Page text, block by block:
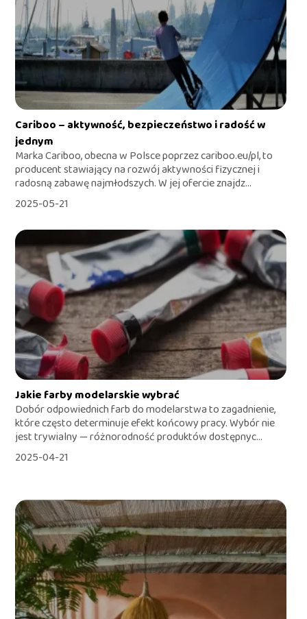
Cariboo – aktywność, bezpieczeństwo i radość w
jednym
Marka Cariboo, obecna w Polsce poprzez cariboo.eu/pl, to
producent stawiający na rozwój aktywności fizycznej i
radosną zabawę najmłodszych. W jej ofercie znajdz...
2025-05-21
Jakie farby modelarskie wybrać
Dobór odpowiednich farb do modelarstwa to zagadnienie,
które często determinuje efekt końcowy pracy. Wybór nie
jest trywialny — różnorodność produktów dostępnyc...
2025-04-21